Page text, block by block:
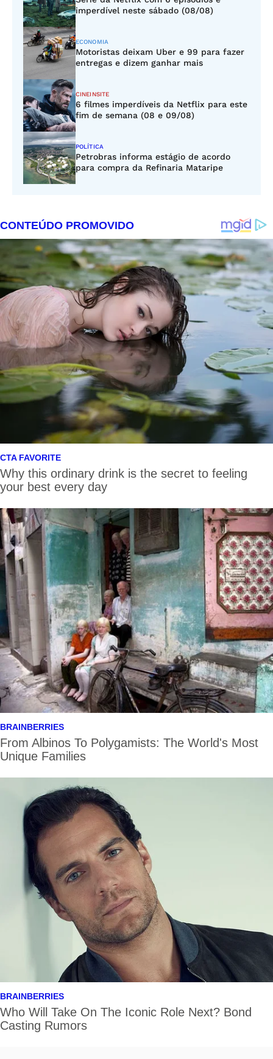
imperdível neste sábado (08/08)
ECONOMIA
Motoristas deixam Uber e 99 para fazer
entregas e dizem ganhar mais
CINEINSITE
6 filmes imperdíveis da Netflix para este
fim de semana (08 e 09/08)
POLÍTICA
Petrobras informa estágio de acordo
para compra da Refinaria Mataripe